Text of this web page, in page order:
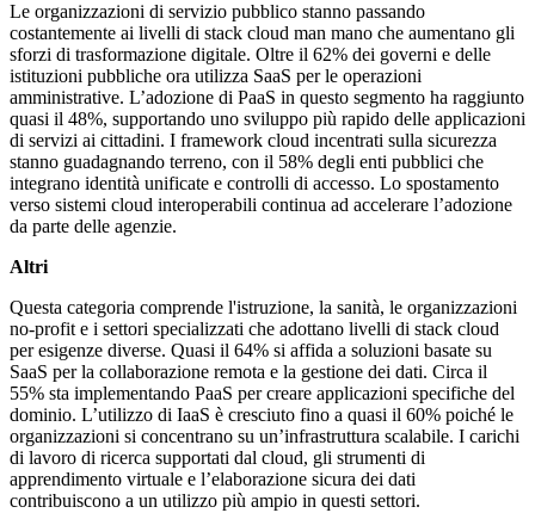
Le organizzazioni di servizio pubblico stanno passando
costantemente ai livelli di stack cloud man mano che aumentano gli
sforzi di trasformazione digitale. Oltre il 62% dei governi e delle
istituzioni pubbliche ora utilizza SaaS per le operazioni
amministrative. L’adozione di PaaS in questo segmento ha raggiunto
quasi il 48%, supportando uno sviluppo più rapido delle applicazioni
di servizi ai cittadini. I framework cloud incentrati sulla sicurezza
stanno guadagnando terreno, con il 58% degli enti pubblici che
integrano identità unificate e controlli di accesso. Lo spostamento
verso sistemi cloud interoperabili continua ad accelerare l’adozione
da parte delle agenzie.
Altri
Questa categoria comprende l'istruzione, la sanità, le organizzazioni
no-profit e i settori specializzati che adottano livelli di stack cloud
per esigenze diverse. Quasi il 64% si affida a soluzioni basate su
SaaS per la collaborazione remota e la gestione dei dati. Circa il
55% sta implementando PaaS per creare applicazioni specifiche del
dominio. L’utilizzo di IaaS è cresciuto fino a quasi il 60% poiché le
organizzazioni si concentrano su un’infrastruttura scalabile. I carichi
di lavoro di ricerca supportati dal cloud, gli strumenti di
apprendimento virtuale e l’elaborazione sicura dei dati
contribuiscono a un utilizzo più ampio in questi settori.